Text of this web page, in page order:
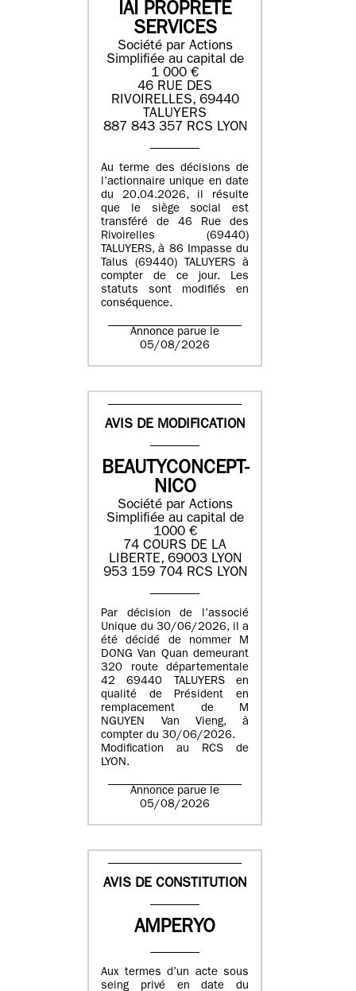
IAI PROPRETE
SERVICES
Société par Actions
Simplifiée au capital de
1 000 €
46 RUE DES
RIVOIRELLES, 69440
TALUYERS
887 843 357 RCS LYON
Au terme des décisions de
l’actionnaire unique en date
du 20.04.2026, il résulte
que le siège social est
transféré de 46 Rue des
Rivoirelles (69440)
TALUYERS, à 86 Impasse du
Talus (69440) TALUYERS à
compter de ce jour. Les
statuts sont modifiés en
conséquence.
Annonce parue le
05/08/2026
AVIS DE MODIFICATION
BEAUTYCONCEPT-
NICO
Société par Actions
Simplifiée au capital de
1000 €
74 COURS DE LA
LIBERTE, 69003 LYON
953 159 704 RCS LYON
Par décision de l’associé
Unique du 30/06/2026, il a
été décidé de nommer M
DONG Van Quan demeurant
320 route départementale
42 69440 TALUYERS en
qualité de Président en
remplacement de M
NGUYEN Van Vieng, à
compter du 30/06/2026.
Modification au RCS de
LYON.
Annonce parue le
05/08/2026
AVIS DE CONSTITUTION
AMPERYO
Aux termes d’un acte sous
seing privé en date du